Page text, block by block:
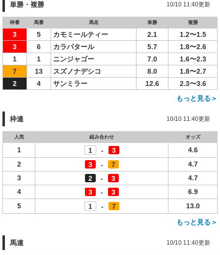
単勝・複勝 10/10 11:40更新
枠番 馬番 馬名 単勝 複勝
3 5 カモミールティー 2.1
1.2〜1.5
3
6 カラパタール 5.7
1.8〜2.6
1
1 ニンジャゴー 7.0
1.6〜2.3
7
13 スズノナデシコ 8.0
1.8〜2.7
2
4 サンミラー 12.6
2.3〜3.6
もっと見る＞
枠連 10/10 11:40更新
人気 組み合わせ オッズ
1 1 - 3
4.6
2
3 - 7
4.7
3
2 - 3
4.7
4
3 - 3
6.9
5
1 - 7 13.0
もっと見る＞
馬連 10/10 11:40更新